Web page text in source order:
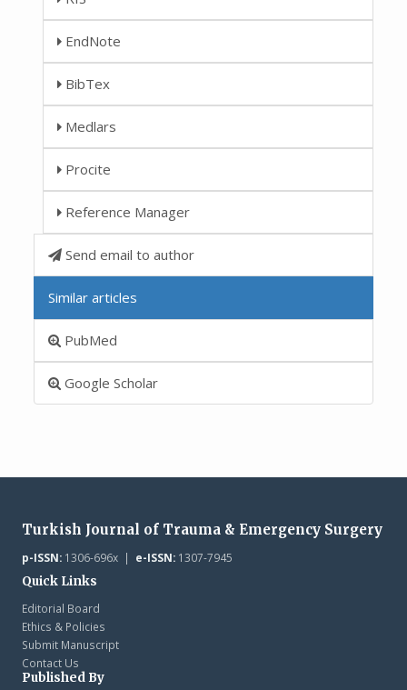
EndNote
BibTex
Medlars
Procite
Reference Manager
Send email to author
Similar articles
PubMed
Google Scholar
Turkish Journal of Trauma & Emergency Surgery
p-ISSN:1306-696x | e-ISSN:1307-7945
Quick Links
Editorial Board
Ethics & Policies
Submit Manuscript
Contact Us
Published By